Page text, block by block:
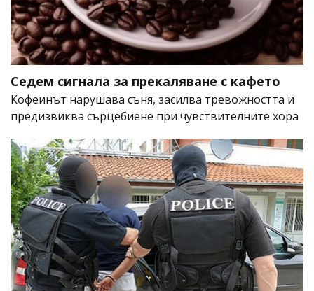
Седем сигнала за прекаляване с кафето
Кофеинът нарушава съня, засилва тревожността и
предизвиква сърцебиене при чувствителните хора